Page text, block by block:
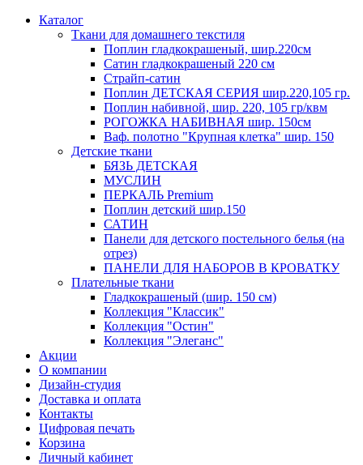
Каталог
Ткани для домашнего текстиля
Поплин гладкокрашеный, шир.220см
Сатин гладкокрашеный 220 см
Страйп-сатин
Поплин ДЕТСКАЯ СЕРИЯ шир.220,105 гр.
Поплин набивной, шир. 220, 105 гр/квм
РОГОЖКА НАБИВНАЯ шир. 150см
Ваф. полотно "Крупная клетка" шир. 150
Детские ткани
БЯЗЬ ДЕТСКАЯ
МУСЛИН
ПЕРКАЛЬ Premium
Поплин детский шир.150
САТИН
Панели для детского постельного белья (на
отрез)
ПАНЕЛИ ДЛЯ НАБОРОВ В КРОВАТКУ
Плательные ткани
Гладкокрашеный (шир. 150 см)
Коллекция "Классик"
Коллекция "Остин"
Коллекция "Элеганс"
Акции
О компании
Дизайн-студия
Доставка и оплата
Контакты
Цифровая печать
Корзина
Личный кабинет